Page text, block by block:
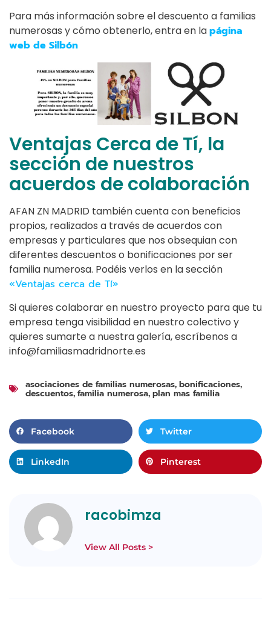
Para más información sobre el descuento a familias
numerosas y cómo obtenerlo, entra en lapágina
web de Silbón
Ventajas Cerca de Tí, la
sección de nuestros
acuerdos de colaboración
AFAN ZN MADRID también cuenta con beneficios
propios, realizados a través de acuerdos con
empresas y particulares que nos obsequian con
diferentes descuentos o bonificaciones por ser
familia numerosa. Podéis verlos en la sección
«Ventajas cerca de Tí»
Si quieres colaborar en nuestro proyecto para que tu
empresa tenga visibilidad en nuestro colectivo y
quieres sumarte a nuestra galería, escríbenos a
info@familiasmadridnorte.es
asociaciones de familias numerosas, bonificaciones,
descuentos, familia numerosa, plan mas familia
Facebook Twitter
LinkedIn Pinterest
racobimza
View All Posts >